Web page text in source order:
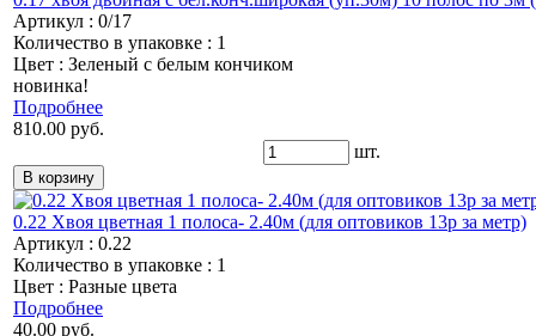
Артикул : 0/17
Количество в упаковке : 1
Цвет : Зеленый с белым кончиком
новинка!
Подробнее
810.00 руб.
шт.
0.22 Хвоя цветная 1 полоса- 2.40м (для оптовиков 13р за метр)
Артикул : 0.22
Количество в упаковке : 1
Цвет : Разные цвета
Подробнее
40.00 руб.